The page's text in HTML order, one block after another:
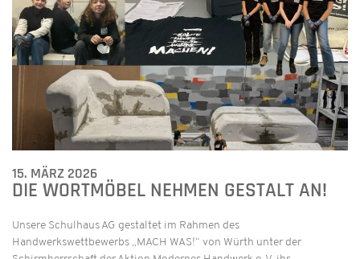
15. MÄRZ 2026
DIE WORTMÖBEL NEHMEN GESTALT AN!
Unsere Schulhaus AG gestaltet im Rahmen des
Handwerkswettbewerbs „MACH WAS!“ von Würth unter der